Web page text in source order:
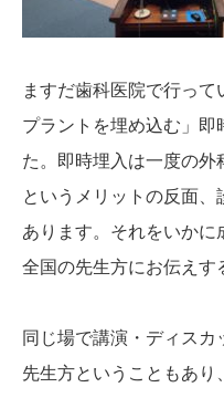
ますだ歯科医院で行っ
プラントを埋め込む」即
た。即時埋入は一度の外
というメリットの反面
あります。それをいかに
全国の先生方にお伝えす
同じ場で講演・ディス
先生方ということもあり